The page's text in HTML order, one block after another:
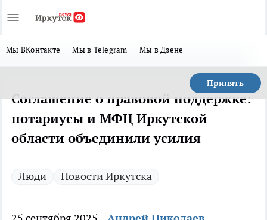
Мы ВКонтакте Мы в Telegram Мы в Дзене
Принять
Соглашение о правовой поддержке:
нотариусы и МФЦ Иркутской
области объединили усилия
Люди Новости Иркутска